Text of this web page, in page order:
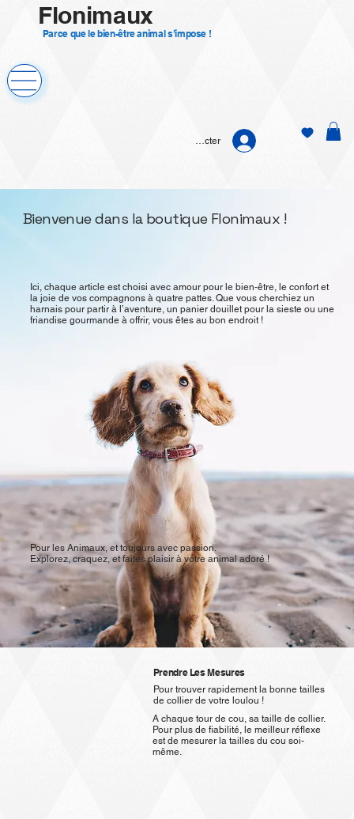
Flonimaux
Parce que le bien-être animal s’impose !
Se connecter
Prendre Les Mesures
Pour trouver rapidement la bonne tailles
de collier de votre loulou !
A chaque tour de cou, sa taille de collier.
Pour plus de fiabilité, le meilleur réflexe
est de mesurer la tailles du cou soi-
même.
Bienvenue dans la boutique Flonimaux !
​Pour les Animaux, et toujours avec passion.
Explorez, craquez, et faites plaisir à votre animal adoré !
​Ici, chaque article est choisi avec amour pour le bien-être, le confort et
la joie de vos compagnons à quatre pattes. Que vous cherchiez un
harnais pour partir à l’aventure, un panier douillet pour la sieste ou une
friandise gourmande à offrir, vous êtes au bon endroit !​